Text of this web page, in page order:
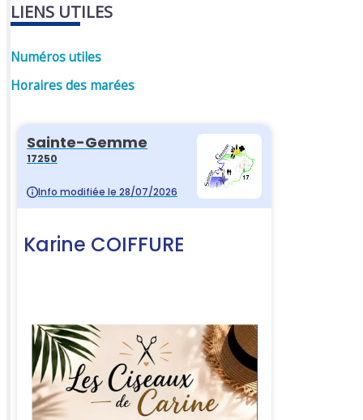
LIENS UTILES
Numéros utiles
Horaires des marées